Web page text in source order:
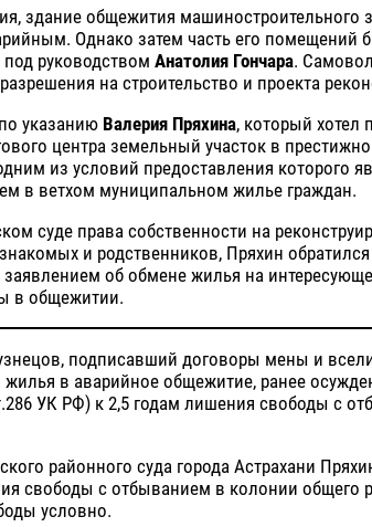
здание общежития машиностроительного
Однако затем часть его помещений
руководством Анатолия Гончара.
на строительство и проекта
указанию Валерия Пряхина, который хотел
центра земельный участок в
из условий предоставления которого
в ветхом муниципальном жилье граждан.
суде права собственности на
и родственников, Пряхин
заявлением об обмене жилья на
в общежитии.
подписавший договоры мены и
жилья в аварийное общежитие, ранее
УК РФ) к 2,5 годам лишения свободы с
районного суда города Астрахани
свободы с отбыванием в колонии общего
условно.